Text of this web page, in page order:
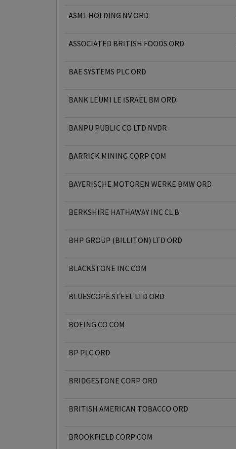
ASML HOLDING NV ORD
ASSOCIATED BRITISH FOODS ORD
BAE SYSTEMS PLC ORD
BANK LEUMI LE ISRAEL BM ORD
BANPU PUBLIC CO LTD NVDR
BARRICK MINING CORP COM
BAYERISCHE MOTOREN WERKE BMW ORD
BERKSHIRE HATHAWAY INC CL B
BHP GROUP (BILLITON) LTD ORD
BLACKSTONE INC COM
BLUESCOPE STEEL LTD ORD
BOEING CO COM
BP PLC ORD
BRIDGESTONE CORP ORD
BRITISH AMERICAN TOBACCO ORD
BROOKFIELD CORP COM